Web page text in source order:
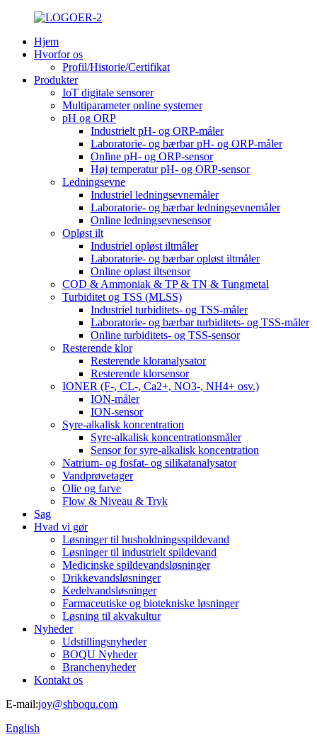
Hjem
Hvorfor os
Profil/Historie/Certifikat
Produkter
IoT digitale sensorer
Multiparameter online systemer
pH og ORP
Industrielt pH- og ORP-måler
Laboratorie- og bærbar pH- og ORP-måler
Online pH- og ORP-sensor
Høj temperatur pH- og ORP-sensor
Ledningsevne
Industriel ledningsevnemåler
Laboratorie- og bærbar ledningsevnemåler
Online ledningsevnesensor
Opløst ilt
Industriel opløst iltmåler
Laboratorie- og bærbar opløst iltmåler
Online opløst iltsensor
COD & Ammoniak & TP & TN & Tungmetal
Turbiditet og TSS (MLSS)
Industriel turbiditets- og TSS-måler
Laboratorie- og bærbar turbiditets- og TSS-måler
Online turbiditets- og TSS-sensor
Resterende klor
Resterende kloranalysator
Resterende klorsensor
IONER (F-, CL-, Ca2+, NO3-, NH4+ osv.)
ION-måler
ION-sensor
Syre-alkalisk koncentration
Syre-alkalisk koncentrationsmåler
Sensor for syre-alkalisk koncentration
Natrium- og fosfat- og silikatanalysator
Vandprøvetager
Olie og farve
Flow & Niveau & Tryk
Sag
Hvad vi gør
Løsninger til husholdningsspildevand
Løsninger til industrielt spildevand
Medicinske spildevandsløsninger
Drikkevandsløsninger
Kedelvandsløsninger
Farmaceutiske og biotekniske løsninger
Løsning til akvakultur
Nyheder
Udstillingsnyheder
BOQU Nyheder
Branchenyheder
Kontakt os
E-mail:joy@shboqu.com
English